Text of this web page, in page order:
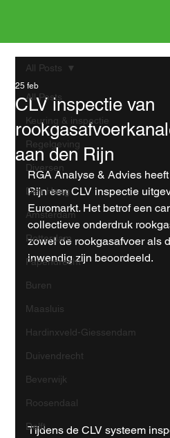
All Posts
Keuring & inspectie
Regelgeving
Diversen
Den Haag
Amsterdam
Rotterdam
Papendrecht
Buren
Maasluis
Hardinxveld-Giessendam
Duivendrecht
Beverwijk
Roosendaal
Delft
All Posts
CLV inspectie van
aan den Rijn
25 feb
RGA Analyse & Advies
Rijn een CLV inspectie
Euromarkt. Het betrof een
collectieve onderdruk
zowel de rookgasafvoer als
inwendig zijn beoordeeld.
Tijdens de CLV systeem